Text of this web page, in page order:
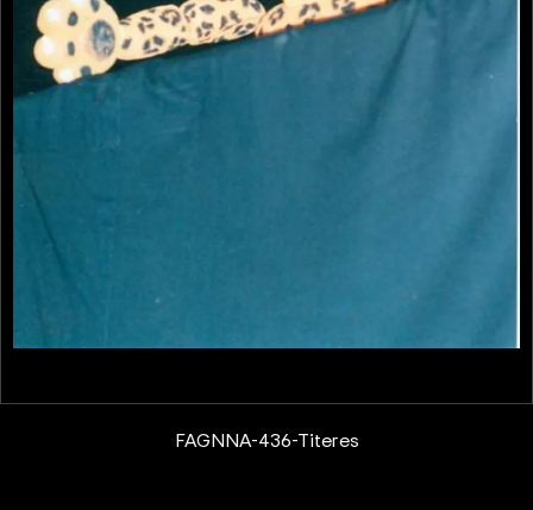
FAGNNA-436-Titeres